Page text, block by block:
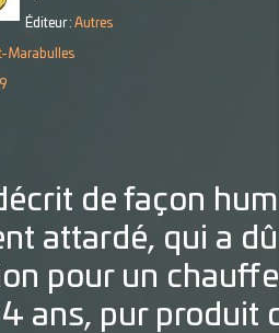
Éditeur : Autres
Marabulles
de façon
attardé, qui a
pour un
ans, pur produit